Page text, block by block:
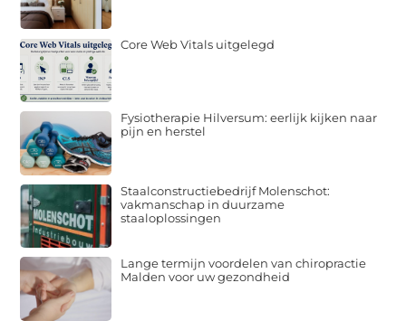
Core Web Vitals uitgelegd
Fysiotherapie Hilversum: eerlijk kijken naar
pijn en herstel
Staalconstructiebedrijf Molenschot:
vakmanschap in duurzame
staaloplossingen
Lange termijn voordelen van chiropractie
Malden voor uw gezondheid